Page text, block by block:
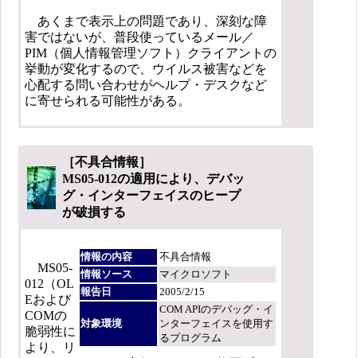
あくまで表示上の問題であり、深刻な障
害ではないが、普段使っているメール／
PIM（個人情報管理ソフト）クライアントの
挙動が変化するので、ウイルス被害などを
心配する問い合わせがヘルプ・デスクなど
に寄せられる可能性がある。
［不具合情報］
MS05-012の適用により、デバッ
グ・インターフェイスのヒープ
が破損する
情報の内容
不具合情報
情報ソース
マイクロソフト
報告日
2005/2/15
対象環境
COM APIのデバッグ・イ
ンターフェイスを使用す
るプログラム
MS05-
012（OL
Eおよび
COMの
脆弱性に
より、リ